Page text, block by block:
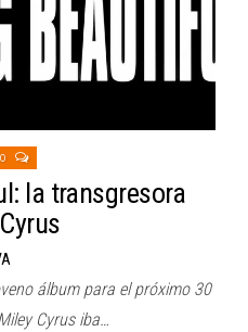
la transgresora
álbum para el próximo 30
Cyrus iba…